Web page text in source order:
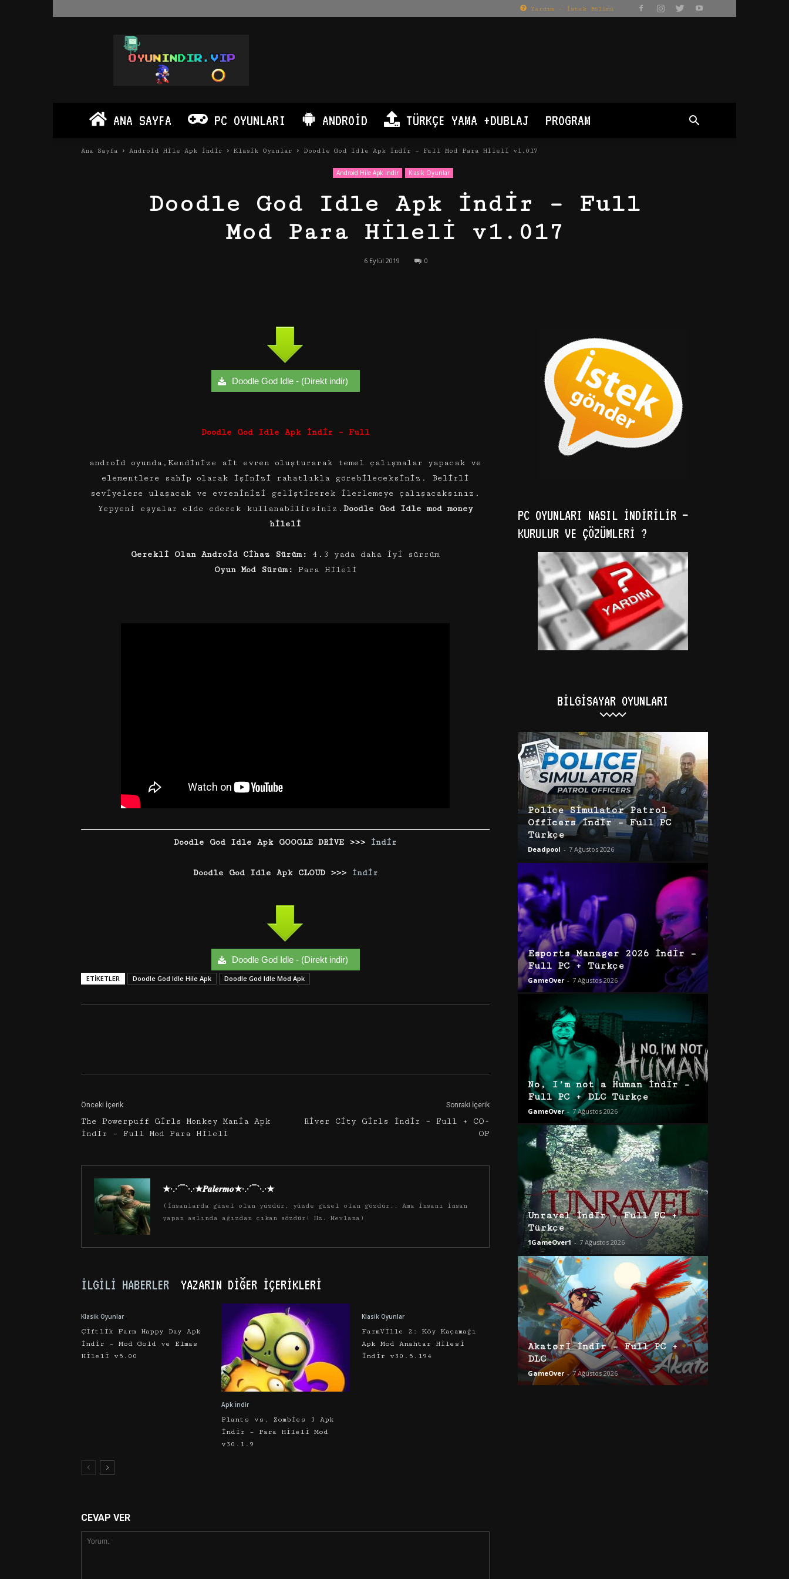
Yardım – İstek Bölümü
Oyun
İndir
PC
Android
ANA SAYFA PC OYUNLARI ANDROID TÜRKÇE YAMA +DUBLAJ PROGRAM
Ana Sayfa Android Hile Apk İndir Klasik Oyunlar Doodle God Idle Apk İndir – Full Mod Para Hileli v1.017
Android Hile Apk İndir Klasik Oyunlar
Doodle God Idle Apk İndir – Full
Mod Para Hileli v1.017
6 Eylül 2019 0
Doodle God Idle - (Direkt indir)
Doodle God Idle Apk İndir – Full
android oyunda,Kendinize ait evren oluşturarak temel çalışmalar yapacak ve
elementlere sahip olarak işinizi rahatlıkla görebileceksiniz. Belirli
seviyelere ulaşacak ve evreninizi geliştirerek ilerlemeye çalışacaksınız.
Yepyeni eşyalar elde ederek kullanabilirsiniz. Doodle God Idle mod money
hileli
Gerekli Olan Android Cihaz Sürüm:
4.3 yada daha iyi sürrüm
Oyun Mod Sürüm: Para Hileli
Doodle God Idle Apk GOOGLE DRİVE >>> İndir
Doodle God Idle Apk CLOUD >>>İndir
Doodle God Idle - (Direkt indir)
ETIKETLER Doodle God Idle Hile Apk Doodle God Idle Mod Apk
Önceki İçerik
The Powerpuff Girls Monkey Mania Apk
İndir – Full Mod Para Hileli
Sonraki İçerik
River City Girls İndir – Full + CO-
OP
★·.·´¯`·.·★𝑷𝒂𝒍𝒆𝒓𝒎𝒐★·.·´¯`·.·★
(İnsanlarda güzel olan yüzdür, yüzde güzel olan gözdür.. Ama insanı insan
yapan aslında ağızdan çıkan sözdür! Hz. Mevlana)
İLGILI HABERLER YAZARIN DIĞER İÇERIKLERI
Klasik Oyunlar
Çiftlik Farm Happy Day Apk
İndir – Mod Gold ve Elmas
Hileli v5.00
Apk İndir
Plants vs. Zombies 3 Apk
İndir – Para Hileli Mod
v30.1.9
Klasik Oyunlar
FarmVille 2: Köy Kaçamağı
Apk Mod Anahtar Hilesi
İndir v30.5.194
CEVAP VER
PC OYUNLARI NASIL İNDIRILIR –
KURULUR VE ÇÖZÜMLERI ?
BILGISAYAR OYUNLARI
Police Simulator Patrol
Officers İndir – Full PC
Türkçe
Deadpool - 7 Ağustos 2026
Esports Manager 2026 İndir –
Full PC + Türkçe
GameOver - 7 Ağustos 2026
No, I’m not a Human İndir –
Full PC + DLC Türkçe
GameOver - 7 Ağustos 2026
Unravel İndir – Full PC +
Türkçe
1GameOver1 - 7 Ağustos 2026
Akatori İndir – Full PC +
DLC
GameOver - 7 Ağustos 2026